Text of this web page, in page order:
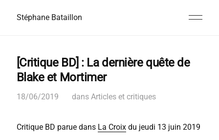
Stéphane Bataillon
[Critique BD] : La dernière quête de
Blake et Mortimer
18/06/2019 dans Articles et critiques
Critique BD parue dans La Croixdu jeudi 13 juin 2019